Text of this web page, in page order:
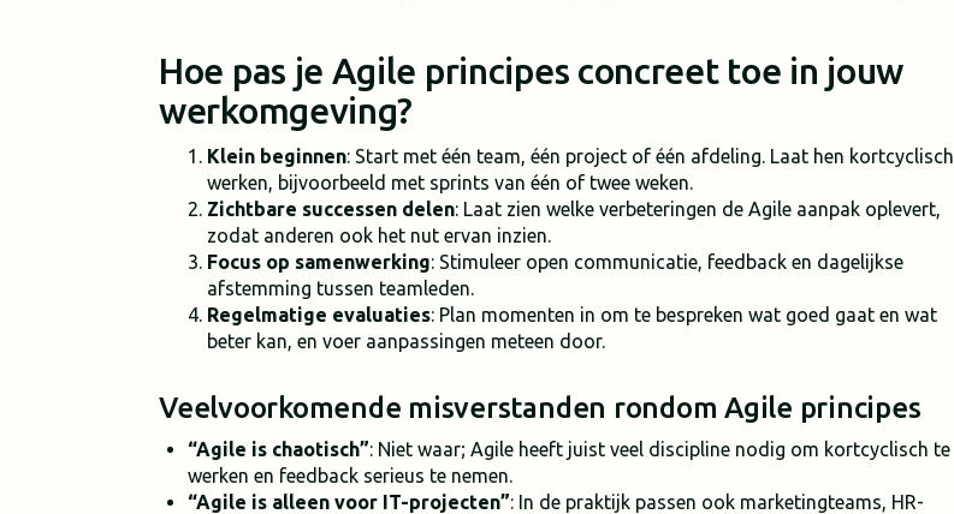
Hoe pas je Agile principes concreet toe in jouw
werkomgeving?
Klein beginnen: Start met één team, één project of één afdeling. Laat hen kortcyclisch
werken, bijvoorbeeld met sprints van één of twee weken.
Zichtbare successen delen: Laat zien welke verbeteringen de Agile aanpak oplevert,
zodat anderen ook het nut ervan inzien.
Focus op samenwerking: Stimuleer open communicatie, feedback en dagelijkse
afstemming tussen teamleden.
Regelmatige evaluaties: Plan momenten in om te bespreken wat goed gaat en wat
beter kan, en voer aanpassingen meteen door.
Veelvoorkomende misverstanden rondom Agile principes
“Agile is chaotisch”: Niet waar; Agile heeft juist veel discipline nodig om kortcyclisch te
werken en feedback serieus te nemen.
“Agile is alleen voor IT-projecten”: In de praktijk passen ook marketingteams, HR-